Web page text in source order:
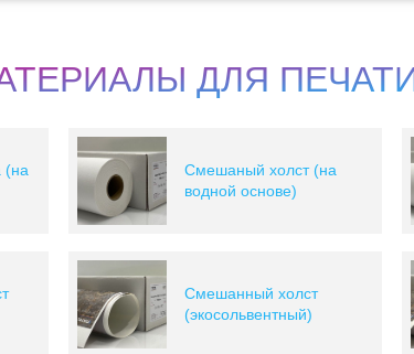
ДЛЯ
(на
Смешаный холст (на
водной основе)
Смешанный холст
(экосольвентный)